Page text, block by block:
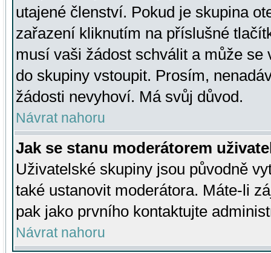
utajené členství. Pokud je skupina
zařazení kliknutím na příslušné
musí vaši žádost schválit a může se
do skupiny vstoupit. Prosím,
žádosti nevyhoví. Má svůj důvod.
Návrat nahoru
Jak se stanu moderátorem
Uživatelské skupiny jsou původně
také ustanovit moderátora. Máte-li
pak jako prvního kontaktujte
Návrat nahoru